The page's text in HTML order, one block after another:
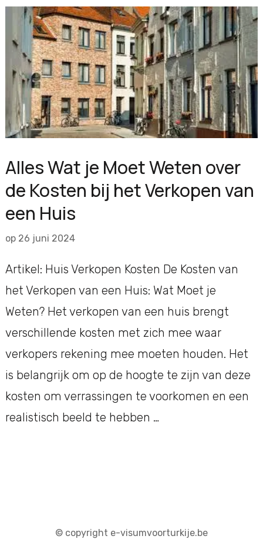
Alles Wat je Moet Weten over
de Kosten bij het Verkopen van
een Huis
op 26 juni 2024
Artikel: Huis Verkopen Kosten De Kosten van
het Verkopen van een Huis: Wat Moet je
Weten? Het verkopen van een huis brengt
verschillende kosten met zich mee waar
verkopers rekening mee moeten houden. Het
is belangrijk om op de hoogte te zijn van deze
kosten om verrassingen te voorkomen en een
realistisch beeld te hebben …
© copyright e-visumvoorturkije.be